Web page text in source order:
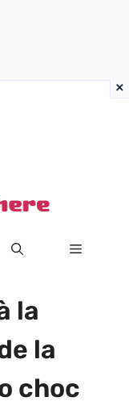
MENU
la
la
choc